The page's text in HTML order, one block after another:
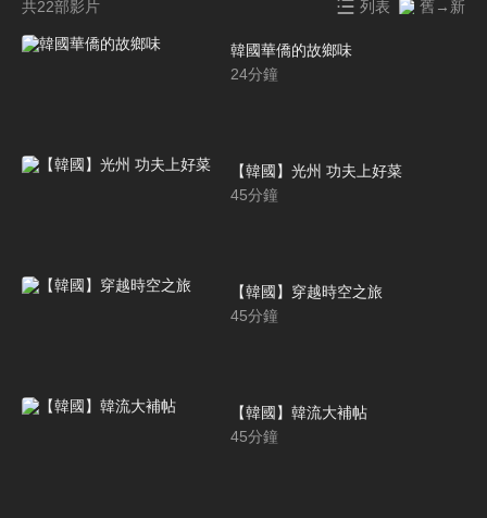
共22部影片 列表 舊→新
韓國華僑的故鄉味
24分鐘
【韓國】光州 功夫上好菜
45分鐘
【韓國】穿越時空之旅
45分鐘
【韓國】韓流大補帖
45分鐘